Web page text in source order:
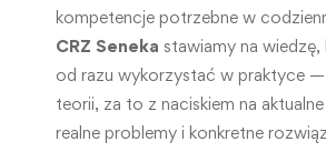
kompetencje potrzebne w
CRZ Seneka stawiamy na
od razu wykorzystać w praktyce —
teorii, za to z naciskiem na
realne problemy i konkretne